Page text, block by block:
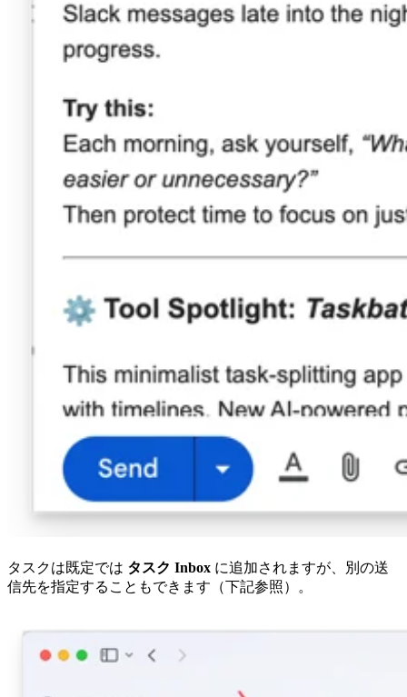
タスクは既定では タスク Inbox に追加されますが、別の送
信先を指定することもできます（下記参照）。